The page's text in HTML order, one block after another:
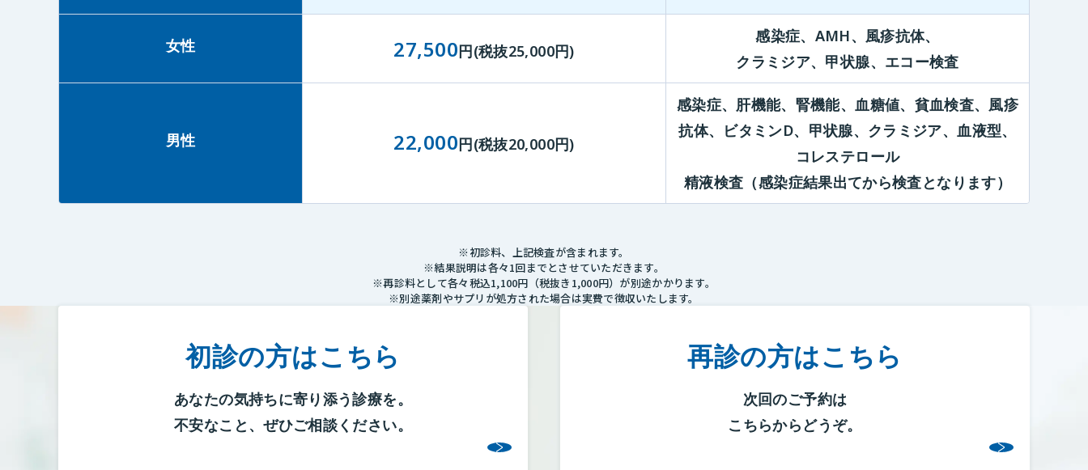
女性 27,500円(税抜25,000円)
感染症、 AMH、 風疹抗体、
クラミジア、 甲状腺、 エコー検査
男性 22,000円(税抜20,000円)
感染症、肝機能、腎機能、血糖値、貧血検査、風疹
抗体、ビタミンD、甲状腺、クラミジア、血液型、
コレステロール
精液検査（感染症結果出てから検査となります）
※初診料、上記検査が含まれます。
※結果説明は各々1回までとさせていただきます。
※再診料として各々税込1,100円（税抜き1,000円）が別途かかります。
※別途薬剤やサプリが処方された場合は実費で徴収いたします。
初診の方はこちら
あなたの気持ちに寄り添う診療を。
不安なこと、ぜひご相談ください。
再診の方はこちら
次回のご予約は
こちらからどうぞ。